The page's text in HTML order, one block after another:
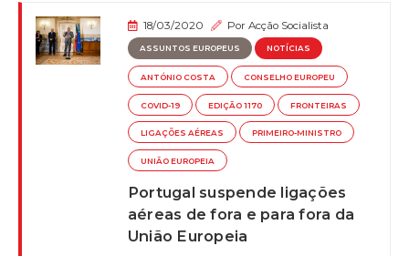
18/03/2020 PorAcção Socialista
ASSUNTOS EUROPEUS NOTÍCIAS
ANTÓNIO COSTA CONSELHO EUROPEU
COVID-19 EDIÇÃO 1170 FRONTEIRAS
LIGAÇÕES AÉREAS PRIMEIRO-MINISTRO
UNIÃO EUROPEIA
Portugal suspende ligações
aéreas de fora e para fora da
União Europeia